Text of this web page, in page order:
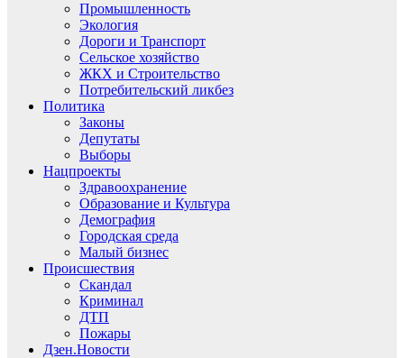
Промышленность
Экология
Дороги и Транспорт
Сельское хозяйство
ЖКХ и Строительство
Потребительский ликбез
Политика
Законы
Депутаты
Выборы
Нацпроекты
Здравоохранение
Образование и Культура
Демография
Городская среда
Малый бизнес
Происшествия
Скандал
Криминал
ДТП
Пожары
Дзен.Новости